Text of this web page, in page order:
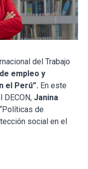
del Trabajo
empleo y
el Perú”. En este
Janina
de
social en el